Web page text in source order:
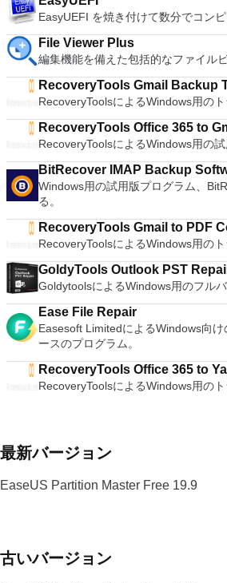
的に、EaseUS Data Recovery
サービスを実行できる便利なツール
状況に陥ったことがある場合、この
重なものになります。これはフリー
を犯すことはできません！唯一の欠
量の制限ですが、それとは別に、
Wizard Freeは誰もが試してみるべき
語、ドイツ語、日本語、フランス語
スペイン語、イタリア語、オランダ
国語（簡体字）、スウェーデン語、
ノルウェー語、ポーランド語、ハン
ルコ語、韓国語、インドネシア語。
USB 3.0, Bluetooth, HD audio,
VMware Workstation Pro is a perfect
who are a little skeptical about
Windows 10. By utilizing an app like
all of Windows 10's new features in a
environment, without the need to
VMware Workstation Pro doesn't
you can also install Linux VMs,
Fedora, and lots of other distributions as
Workstation Pro offers high
and cutting edge features that make
crowd. The full version is a little
EasyUEFI を焼き付けて数分でコン
File Viewer Plus
編集機能を備えた包括的なファイル
RecoveryTools Gmail Backup
RecoveryToolsによるWindows用のト
RecoveryTools Office 365 to
RecoveryToolsによるWindows用の試
BitRecover IMAP Backup
Windows用の試用版プログラム、
る。
RecoveryTools Gmail to PDF
RecoveryToolsによるWindows用のト
GoldyTools Outlook PST
GoldytoolsによるWindows用のフルバ
Ease File Repair
Easesoft LimitedによるWindows向
ースのプログラム。
RecoveryTools Office 365 to
Tool
RecoveryToolsによるWindows用のト
最新バージョン
EaseUS Partition Master Free 19.9
古いバージョン